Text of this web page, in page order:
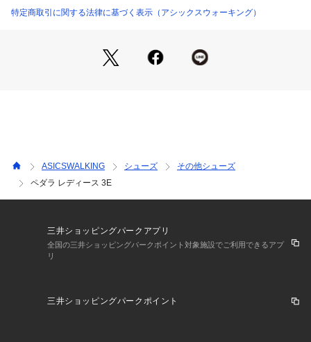
特定商取引に関する法律に基づく表示（アシックスウォーキング）
ASICSWALKING シューズ
その他シューズ
ペダラ レディース 3E
三井ショッピングパークアプリ
全国の三井ショッピングパークポイント対象施設でご利用できるアプ
リ
三井ショッピングパークポイント